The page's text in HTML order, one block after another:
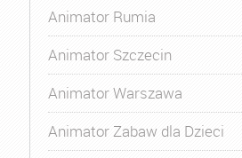
Animator Rumia
Animator Szczecin
Animator Warszawa
Animator Zabaw dla Dzieci